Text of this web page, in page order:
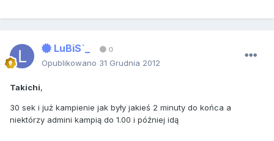
LuBiS`_ 0
Opublikowano 31 Grudnia 2012
Takichi,
30 sek i już kampienie jak były jakieś 2 minuty do końca a
niektórzy admini kampią do 1.00 i później idą